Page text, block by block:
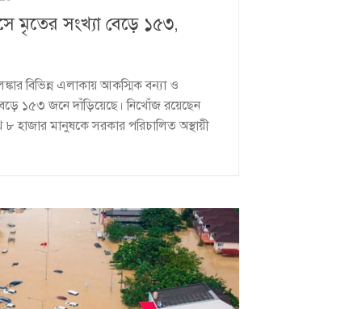
মৃতের সংখ্যা বেড়ে ১৫৩,
বিভিন্ন এলাকায় আকস্মিক বন্যা ও
১৫৩ জনে দাঁড়িয়েছে। নিখোঁজ রয়েছেন
মানুষকে সরকার পরিচালিত অস্থায়ী